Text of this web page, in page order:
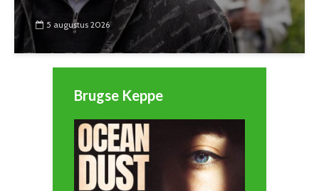
5 augustus 2026
Brugse Keppe